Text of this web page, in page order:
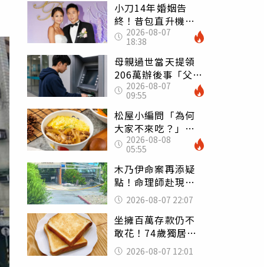
小刀14年婚姻告
終！昔包直升機求
婚 豪砸545萬辦婚
禮還找連戰證婚
2026-08-07
18:38
母親過世當天提領
206萬辦後事「父子
遭判刑」 律師：
搶錢先下手是罪
2026-08-07
09:55
松屋小編問「為何
大家不來吃？」
一票人點出3大問
題：滿手好牌打到
爛
2026-08-08
05:55
木乃伊命案再添疑
點！命理師赴現場
遇天候驟變 驚
喊：死者還有冤屈
2026-08-07 22:07
坐擁百萬存款仍不
敢花！74歲獨居翁
「1餐只吃1片吐
司」 半年後暴瘦
2026-08-07 12:01